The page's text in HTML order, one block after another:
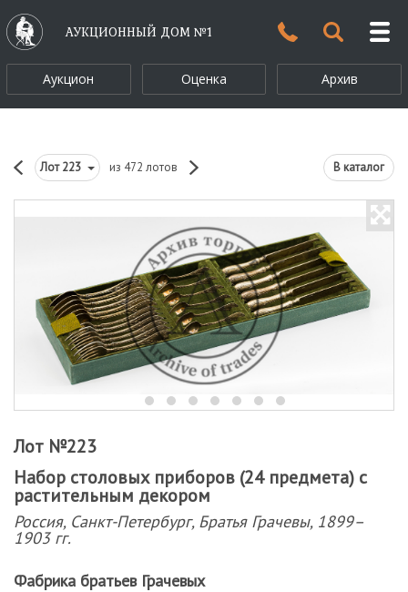
АУКЦИОННЫЙ ДОМ №1
Аукцион Оценка Архив
Лот223 из 472 лотов В каталог
Лот №223
Набор столовых приборов (24 предмета) с
растительным декором
Россия, Санкт-Петербург, Братья Грачевы, 1899–
1903 гг.
Фабрика братьев Грачевых